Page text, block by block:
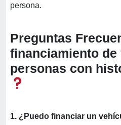
persona.
Preguntas
financiamiento
personas con
1. ¿Puedo financiar un